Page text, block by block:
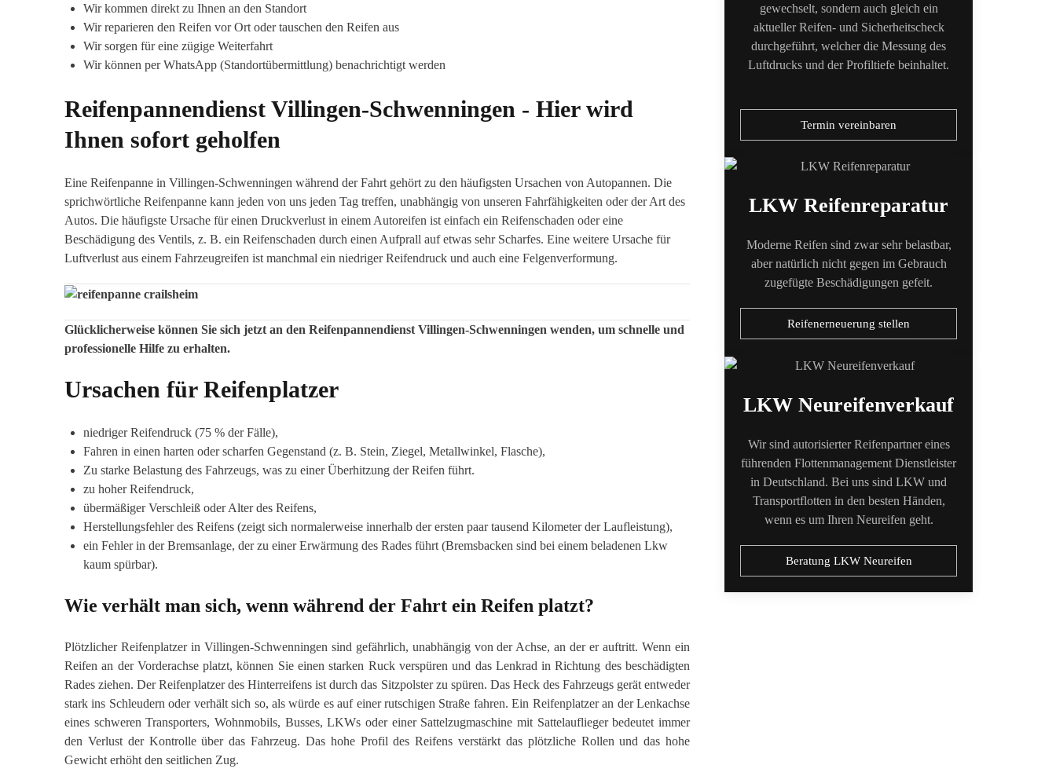
Wir kommen direkt zu Ihnen an den Standort
Wir reparieren den Reifen vor Ort oder tauschen den Reifen aus
Wir sorgen für eine zügige Weiterfahrt
Wir können per WhatsApp (Standortübermittlung) benachrichtigt werden
Reifenpannendienst Villingen-Schwenningen - Hier wird
Ihnen sofort geholfen
Eine Reifenpanne in Villingen-Schwenningen während der Fahrt gehört zu den häufigsten Ursachen von Autopannen. Die
sprichwörtliche Reifenpanne kann jeden von uns jeden Tag treffen, unabhängig von unseren Fahrfähigkeiten oder der Art des
Autos. Die häufigste Ursache für einen Druckverlust in einem Autoreifen ist einfach ein Reifenschaden oder eine
Beschädigung des Ventils, z. B. ein Reifenschaden durch einen Aufprall auf etwas sehr Scharfes. Eine weitere Ursache für
Luftverlust aus einem Fahrzeugreifen ist manchmal ein niedriger Reifendruck und auch eine Felgenverformung.
Glücklicherweise können Sie sich jetzt an den Reifenpannendienst Villingen-Schwenningen wenden, um schnelle und
professionelle Hilfe zu erhalten.
Ursachen für Reifenplatzer
niedriger Reifendruck (75 % der Fälle), ⁣
Fahren in einen harten oder scharfen Gegenstand (z. B. Stein, Ziegel, Metallwinkel, Flasche),
Zu starke Belastung des Fahrzeugs, was zu einer Überhitzung der Reifen führt.
zu hoher Reifendruck,
übermäßiger Verschleiß oder Alter des Reifens, ⁣
Herstellungsfehler des Reifens (zeigt sich normalerweise innerhalb der ersten paar tausend Kilometer der Laufleistung),
ein Fehler in der Bremsanlage, der zu einer Erwärmung des Rades führt (Bremsbacken sind bei einem beladenen Lkw
kaum spürbar).
Wie verhält man sich, wenn während der Fahrt ein Reifen platzt?
Plötzlicher Reifenplatzer in Villingen-Schwenningen sind gefährlich, unabhängig von der Achse, an der er auftritt. Wenn ein
Reifen an der Vorderachse platzt, können Sie einen starken Ruck verspüren und das Lenkrad in Richtung des beschädigten
Rades ziehen. Der Reifenplatzer des Hinterreifens ist durch das Sitzpolster zu spüren. Das Heck des Fahrzeugs gerät entweder
stark ins Schleudern oder verhält sich so, als würde es auf einer rutschigen Straße fahren. Ein Reifenplatzer an der Lenkachse
eines schweren Transporters, Wohnmobils, Busses, LKWs oder einer Sattelzugmaschine mit Sattelauflieger bedeutet immer
den Verlust der Kontrolle über das Fahrzeug. Das hohe Profil des Reifens verstärkt das plötzliche Rollen und das hohe
Gewicht erhöht den seitlichen Zug.
gewechselt, sondern auch gleich ein
aktueller Reifen- und Sicherheitscheck
durchgeführt, welcher die Messung des
Luftdrucks und der Profiltiefe beinhaltet.
Termin vereinbaren
LKW Reifenreparatur
Moderne Reifen sind zwar sehr belastbar,
aber natürlich nicht gegen im Gebrauch
zugefügte Beschädigungen gefeit.
Reifenerneuerung stellen
LKW Neureifenverkauf
Wir sind autorisierter Reifenpartner eines
führenden Flottenmanagement Dienstleister
in Deutschland. Bei uns sind LKW und
Transportflotten in den besten Händen,
wenn es um Ihren Neureifen geht.
Beratung LKW Neureifen